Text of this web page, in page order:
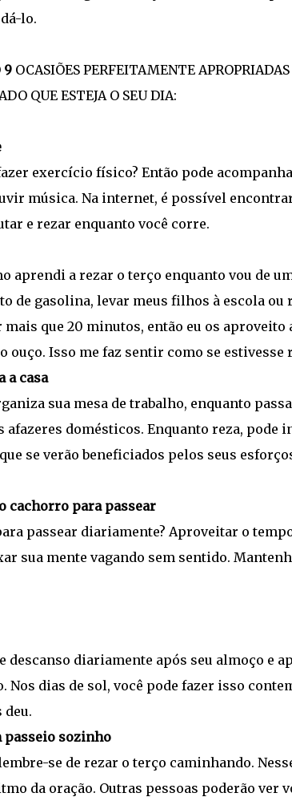
lo.
9OCASIÕES PERFEITAMENTE APROPRIADAS
QUE ESTEJA O SEU DIA:
exercício físico? Então pode
música. Na internet, é possível
e rezar enquanto você corre.
aprendi a rezar o terço enquanto vou de
de gasolina, levar meus filhos à escola ou
que 20 minutos, então eu os aproveito
ouço. Isso me faz sentir como se estivesse
a casa
sua mesa de trabalho, enquanto
domésticos. Enquanto reza, pode
se verão beneficiados pelos seus
cachorro para passear
passear diariamente? Aproveitar o
sua mente vagando sem sentido.
descanso diariamente após seu almoço e
Nos dias de sol, você pode fazer isso
deu.
passeio sozinho
se de rezar o terço caminhando.
da oração. Outras pessoas poderão ver